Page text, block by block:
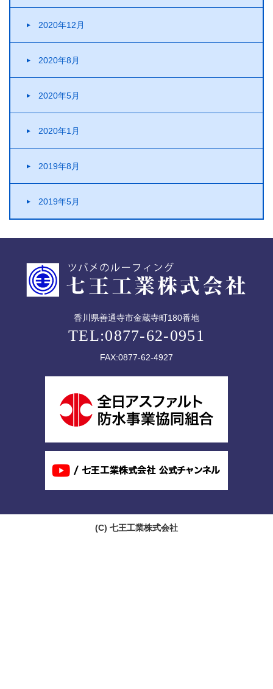
2020年12月
2020年8月
2020年5月
2020年1月
2019年8月
2019年5月
香川県善通寺市金蔵寺町180番地
TEL:0877-62-0951
FAX:0877-62-4927
(C) 七王工業株式会社